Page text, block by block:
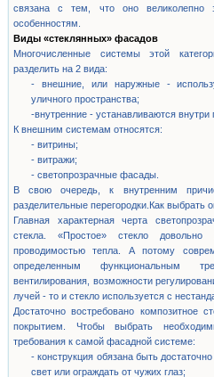
связана с тем, что оно великолепно
особенностям.
Виды «стеклянных» фасадов
Многочисленные системы этой
разделить на 2 вида:
- внешние, или наружные -
уличного пространства;
-внутренние - устанавливаются
К внешним системам относятся:
- витрины;
- витражи;
- светопрозрачные фасады.
В свою очередь, к внутренним
разделительные перегородки.Как выбрать
Главная характерная черта
стекла. «Простое» стекло
проводимостью тепла. А потому
определенным функциональным
вентилирования, возможности
лучей - то и стекло используется с
Достаточно востребовано композитное
покрытием. Чтобы выбрать
требования к самой фасадной системе:
- конструкция обязана быть
свет или ограждать от чужих глаз;